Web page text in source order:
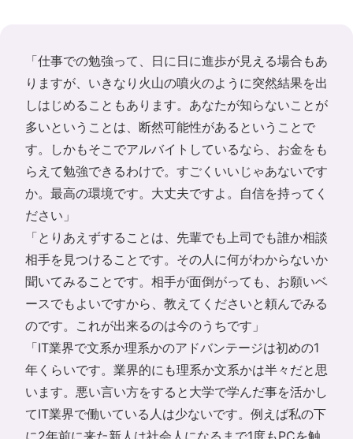
「仕事での勉強って、日に日に進歩が見える場合もあ
りますが、いきなり火山の噴火のように突然結果を出
しはじめることもあります。あなたが知らないことが
多いということは、断然可能性があるということで
す。しかもそこでアルバイトしているなら、お金をも
らえて勉強できるわけで。すごくいいじゃあないです
か。最高の環境です。大丈夫ですよ。自信を持ってく
ださい」
「とりあえずすることは、先輩でも上司でも誰か相談
相手を見つけることです。その人に何がわからないか
聞いてみることです。相手が面倒がっても、お願いベ
ースでもよいですから、教えてくださいと頼んでみる
のです。これが出来るのは今のうちです」
「IT業界で文系か理系かのアドバンテージは初めの1
年くらいです。業界的にも理系か文系かは半々だと思
います。悪い言い方をすると大学で学んだ事を活かし
てIT業界で働いている人は少ないです。例えば私の下
に2年前に来た新人は社会人になるまで1度もPCを触